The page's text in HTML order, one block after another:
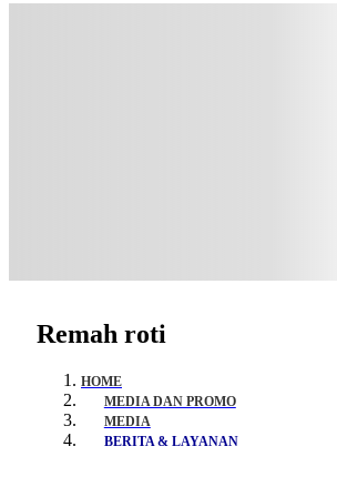
Remah roti
HOME
MEDIA DAN PROMO
MEDIA
BERITA & LAYANAN